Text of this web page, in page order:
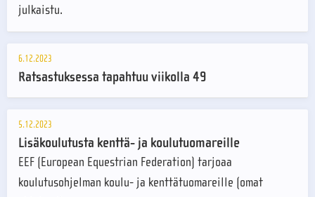
julkaistu.
6.12.2023
Ratsastuksessa tapahtuu viikolla 49
5.12.2023
Lisäkoulutusta kenttä- ja koulutuomareille
EEF (European Equestrian Federation) tarjoaa
koulutusohjelman koulu- ja kenttätuomareille (omat